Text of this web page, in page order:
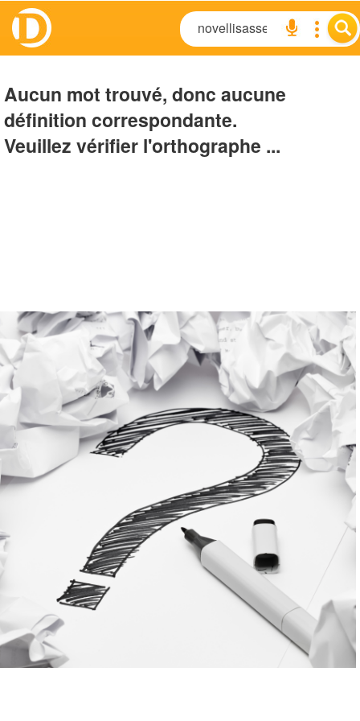
Aucun mot trouvé, donc aucune
définition correspondante.
Veuillez vérifier l'orthographe ...